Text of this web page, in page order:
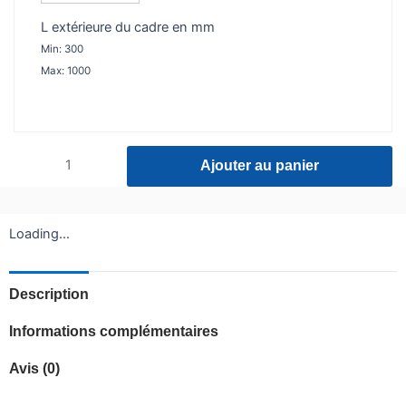
L extérieure du cadre en mm
Min: 300
Max: 1000
Ajouter au panier
Loading...
Description
Informations complémentaires
Avis (0)